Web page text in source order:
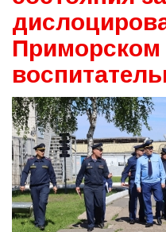
Приморском